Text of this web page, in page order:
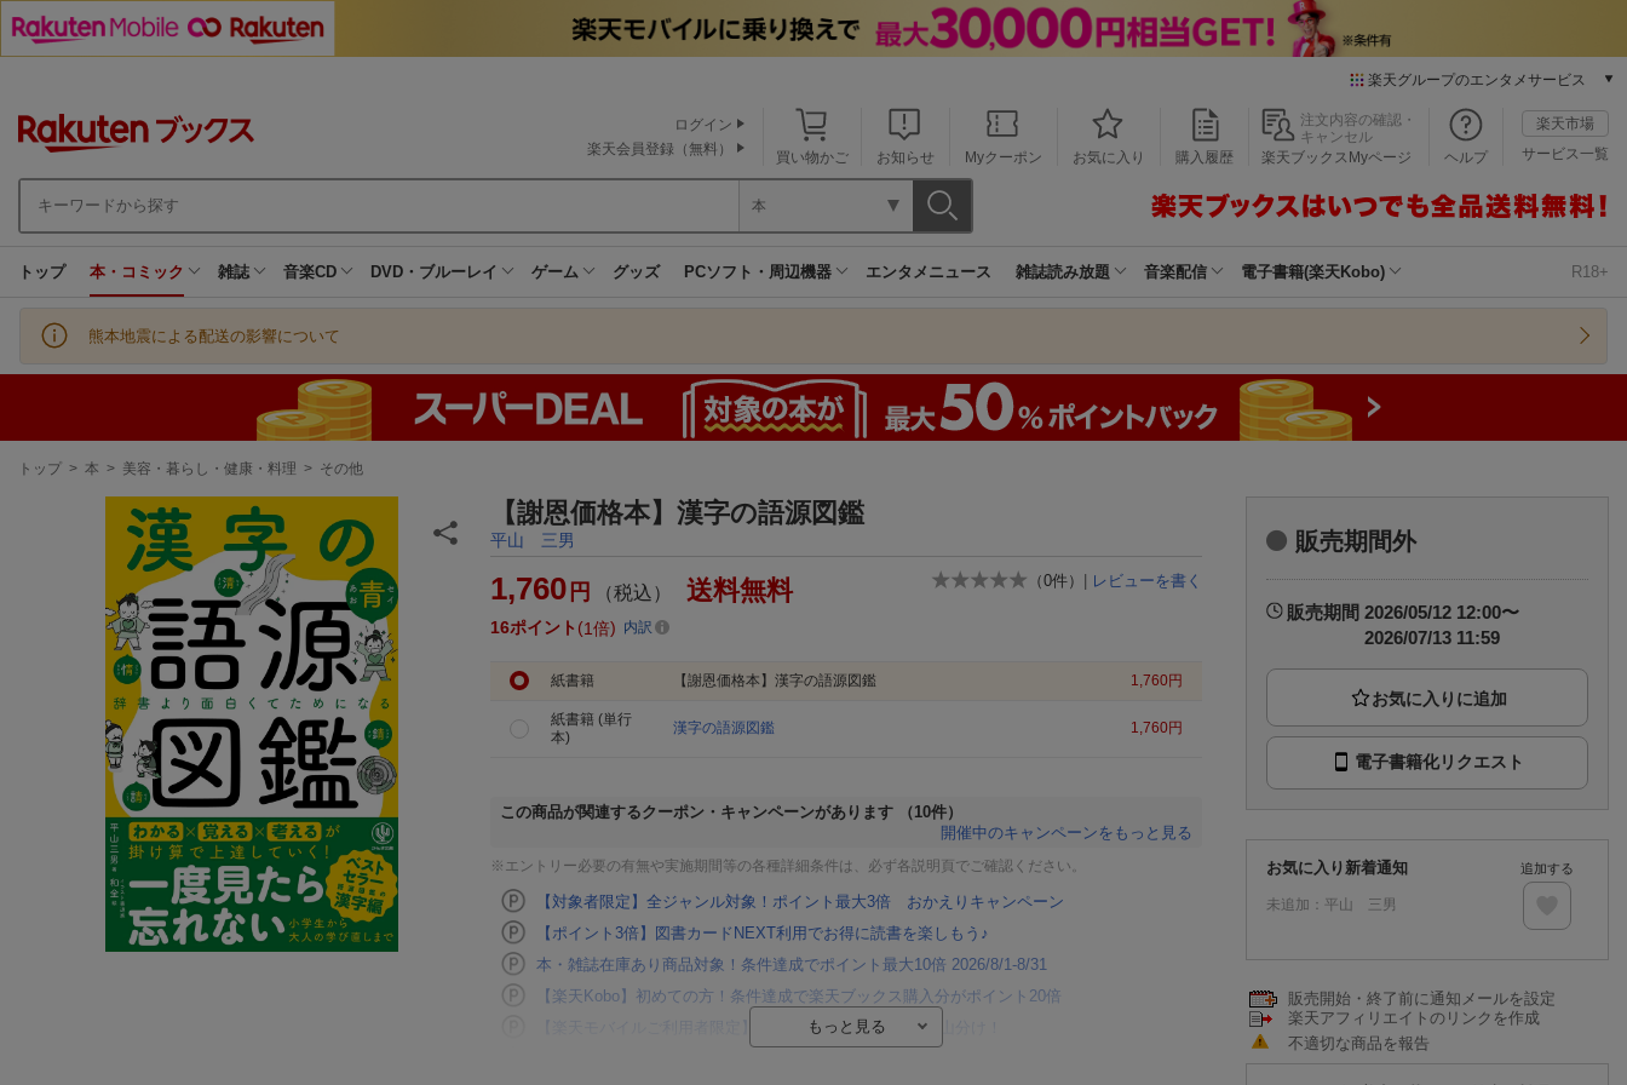
楽天グループのエンタメサービス
本/ゲーム/CD/DVD
楽天ブックス
楽天Kobo
楽天チケット
エンタメニュース
買い物かご お知らせ Myクーポン お気に入り 購入履歴
注文内容の確認・
キャンセル
楽天ブックスMyページ
ヘルプ
楽天市場
サービス一覧
ログイン
楽天会員登録（無料）
本
トップ 本・コミック 雑誌 音楽CD DVD・ブルーレイ ゲーム グッズ PCソフト・周辺機器 エンタメニュース 雑誌読み放題 音楽配信 電子書籍(楽天Kobo) R18+
熊本地震による配送の影響について
現
トップ > 本 > 美容・暮らし・健康・料理 > その他
【謝恩価格本】漢字の語源図鑑
平山 三男
（0件） | レビューを書く
1,760 円 （税込） 送料無料
16ポイント 1倍 内訳
紙書籍 【謝恩価格本】漢字の語源図鑑 1,760円
紙書籍 (単行
本)
漢字の語源図鑑 1,760円
この商品が関連するクーポン・キャンペーンがあります
（10件）
開催中のキャンペーンをもっと見る
※エントリー必要の有無や実施期間等の各種詳細条件は、必ず各説明頁でご確認ください。
【対象者限定】全ジャンル対象！ポイント最大3倍 おかえりキャンペーン
【ポイント3倍】図書カードNEXT利用でお得に読書を楽しもう♪
本・雑誌在庫あり商品対象！条件達成でポイント最大10倍 2026/8/1-8/31
【楽天Kobo】初めての方！条件達成で楽天ブックス購入分がポイント20倍
【楽天モバイルご利用者限定】条件達成で100万ポイント山分け！
販売期間外
販売期間 2026/05/12 12:00〜
2026/07/13 11:59
電子書籍化リクエスト
お気に入り新着通知
未追加： 平山 三男
追加する
販売開始・終了前に通知メールを設定
楽天アフィリエイトのリンクを作成
不適切な商品を報告